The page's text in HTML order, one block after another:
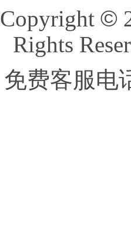
Copyright ©
Rights
免费客服电